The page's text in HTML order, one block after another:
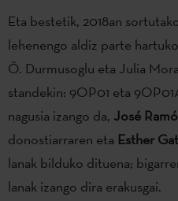
Eta bestetik, 2018an
lehenengo aldiz parte
Ö. Durmusoglu eta Julia
standekin: 9OP01 eta
nagusia izango da, José
donostiarraren eta Esther
lanak bilduko dituena;
lanak izango dira erakusgai.